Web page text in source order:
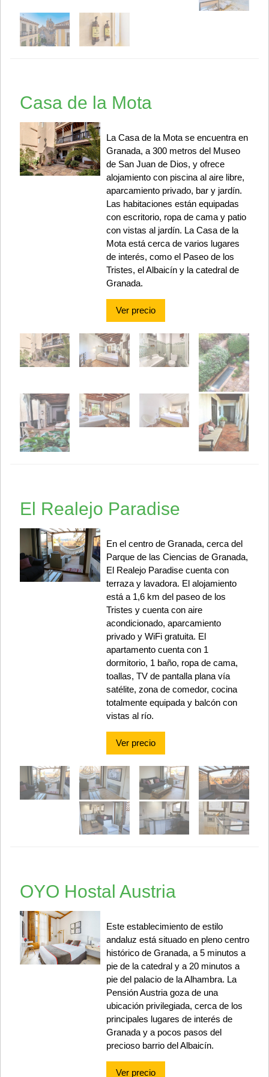
Casa de la Mota
La Casa de la Mota se encuentra en
Granada, a 300 metros del Museo
de San Juan de Dios, y ofrece
alojamiento con piscina al aire libre,
aparcamiento privado, bar y jardín.
Las habitaciones están equipadas
con escritorio, ropa de cama y patio
con vistas al jardín. La Casa de la
Mota está cerca de varios lugares
de interés, como el Paseo de los
Tristes, el Albaicín y la catedral de
Granada.
Ver precio
El Realejo Paradise
En el centro de Granada, cerca del
Parque de las Ciencias de Granada,
El Realejo Paradise cuenta con
terraza y lavadora. El alojamiento
está a 1,6 km del paseo de los
Tristes y cuenta con aire
acondicionado, aparcamiento
privado y WiFi gratuita. El
apartamento cuenta con 1
dormitorio, 1 baño, ropa de cama,
toallas, TV de pantalla plana vía
satélite, zona de comedor, cocina
totalmente equipada y balcón con
vistas al río.
Ver precio
OYO Hostal Austria
Este establecimiento de estilo
andaluz está situado en pleno centro
histórico de Granada, a 5 minutos a
pie de la catedral y a 20 minutos a
pie del palacio de la Alhambra. La
Pensión Austria goza de una
ubicación privilegiada, cerca de los
principales lugares de interés de
Granada y a pocos pasos del
precioso barrio del Albaicín.
Ver precio